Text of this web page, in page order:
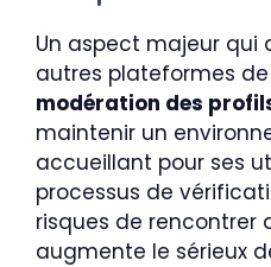
Un aspect majeur qui
autres plateformes
modération des
maintenir un
accueillant pour ses
processus de
risques de rencontrer
augmente le sérieux